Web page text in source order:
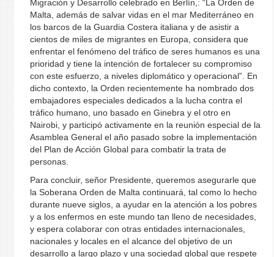
Migración y Desarrollo celebrado en Berlín,: “La Orden de
Malta, además de salvar vidas en el mar Mediterráneo en
los barcos de la Guardia Costera italiana y de asistir a
cientos de miles de migrantes en Europa, considera que
enfrentar el fenómeno del tráfico de seres humanos es una
prioridad y tiene la intención de fortalecer su compromiso
con este esfuerzo, a niveles diplomático y operacional”. En
dicho contexto, la Orden recientemente ha nombrado dos
embajadores especiales dedicados a la lucha contra el
tráfico humano, uno basado en Ginebra y el otro en
Nairobi, y participó activamente en la reunión especial de la
Asamblea General el año pasado sobre la implementación
del Plan de Acción Global para combatir la trata de
personas.
Para concluir, señor Presidente, queremos asegurarle que
la Soberana Orden de Malta continuará, tal como lo hecho
durante nueve siglos, a ayudar en la atención a los pobres
y a los enfermos en este mundo tan lleno de necesidades,
y espera colaborar con otras entidades internacionales,
nacionales y locales en el alcance del objetivo de un
desarrollo a largo plazo y una sociedad global que respete